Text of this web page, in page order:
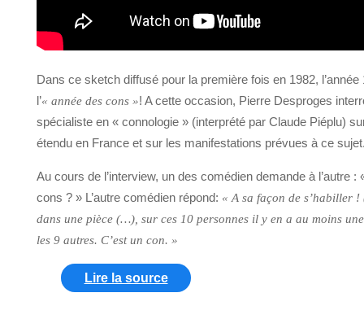
Dans ce sketch diffusé pour la première fois en 1982,
l’« année des cons »! A cette occasion, Pierre Desproges
spécialiste en « connologie » (interprété par Claude Piéplu)
étendu en France et sur les manifestations prévues à ce
Au cours de l’interview, un des comédien demande à l’autre
cons ? » L’autre comédien répond: « A sa façon de s’habiller
dans une pièce (…), sur ces 10 personnes il y en a au moins
les 9 autres. C’est un con. »
Lire la source